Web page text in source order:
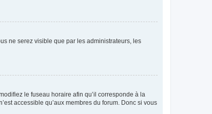
ne serez visible que par les administrateurs, les
le fuseau horaire afin qu’il corresponde à la
accessible qu’aux membres du forum. Donc si vous